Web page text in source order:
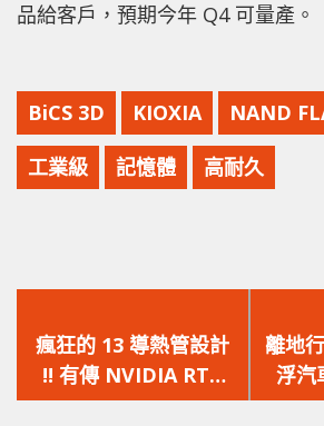
品給客戶，預期今年 Q4 可量產。
BiCS 3D KIOXIA NAND
工業級 記憶體 高耐久
一
篇
文
瘋狂的 13 導熱管設計
!! 有傳 NVIDIA RTX
4090 可解鎖至 660W
離地
浮汽